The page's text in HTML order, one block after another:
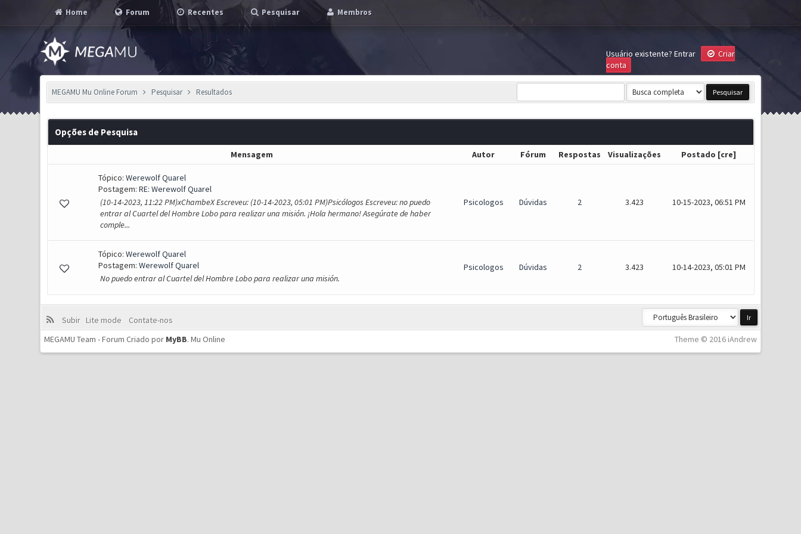
Home Forum Recentes Pesquisar Membros
Usuário existente? Entrar
Criar
conta
MEGAMU Mu Online Forum Pesquisar Resultados
Opções de Pesquisa
Mensagem Autor Fórum Respostas Visualizações Postado [cre]
Tópico: Werewolf Quarel
Postagem: RE: Werewolf Quarel
(10-14-2023, 11:22 PM)xChambeX Escreveu: (10-14-2023, 05:01 PM)Psicólogos Escreveu: no puedo
entrar al Cuartel del Hombre Lobo para realizar una misión. ¡Hola hermano! Asegúrate de haber
comple...
Psicologos Dúvidas 2 3.423 10-15-2023, 06:51 PM
Tópico: Werewolf Quarel
Postagem: Werewolf Quarel
No puedo entrar al Cuartel del Hombre Lobo para realizar una misión.
Psicologos Dúvidas 2 3.423 10-14-2023, 05:01 PM
Subir Lite mode
Contate-nos
Theme © 2016 iAndrew
MEGAMU Team - Forum Criado por MyBB.Mu Online